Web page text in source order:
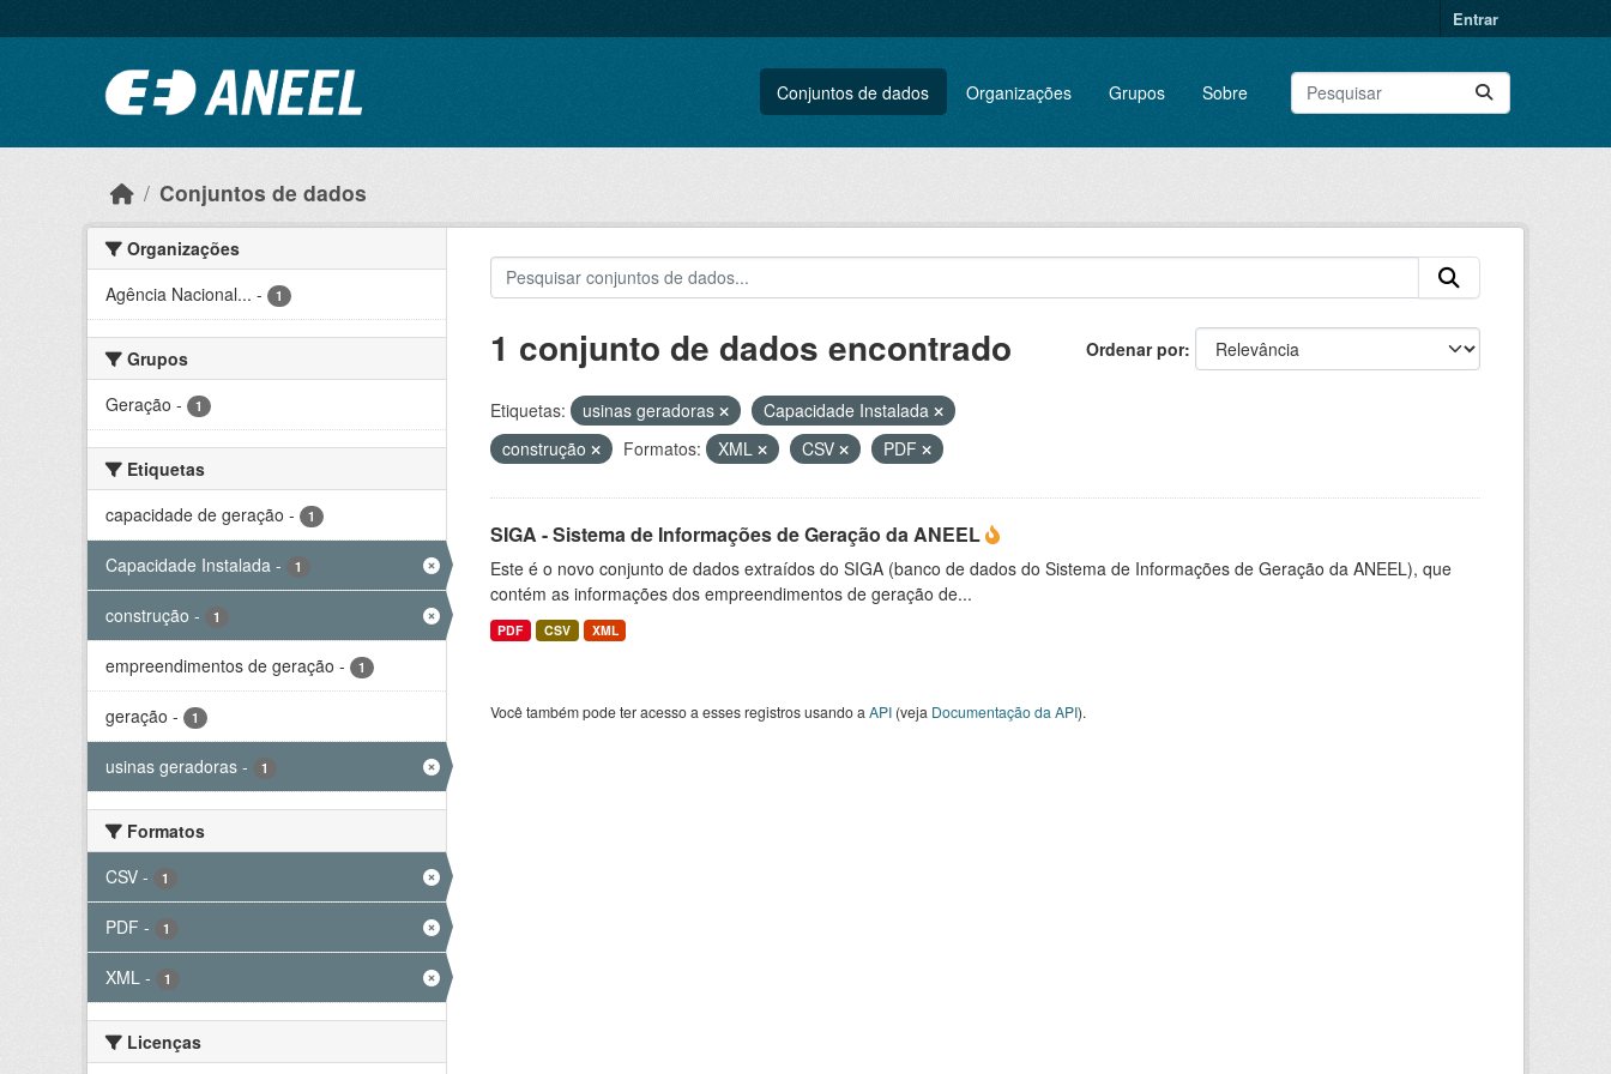
Entrar
Conjuntos de dados Organizações Grupos Sobre
Conjuntos de dados
Organizações
Agência Nacional... - 1
Grupos
Geração - 1
Etiquetas
capacidade de geração - 1
Capacidade Instalada - 1
construção - 1
empreendimentos de geração - 1
geração - 1
usinas geradoras - 1
Formatos
CSV - 1
PDF - 1
XML - 1
Licenças
Ordenar por
1 conjunto de dados encontrado
Etiquetas: usinas geradoras
Capacidade Instalada
construção
Formatos: XML CSV PDF
SIGA - Sistema de Informações de Geração da ANEEL
Este é o novo conjunto de dados extraídos do SIGA (banco de dados do Sistema de Informações de Geração da ANEEL), que
contém as informações dos empreendimentos de geração de...
PDF CSV XML
Você também pode ter acesso a esses registros usando a API(veja Documentação da API).